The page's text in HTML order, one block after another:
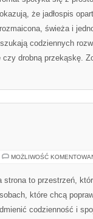
że jadłospis
świeża i
codziennych
drobną przekąskę.
MOŻLIWOŚĆ
strona to przestrzeń,
które chcą
codzienność i